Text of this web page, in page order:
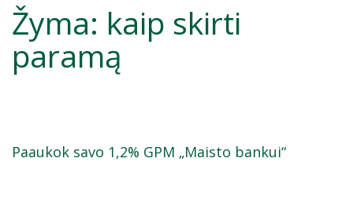
Žyma: kaip skirti
paramą
Paaukok savo 1,2% GPM „Maisto bankui“